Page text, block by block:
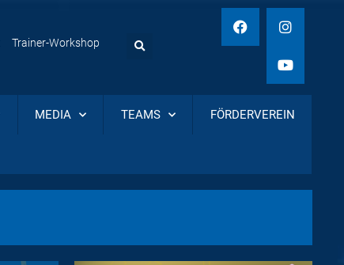
Trainer-Workshop
MEDIA TEAMS FÖRDERVEREIN